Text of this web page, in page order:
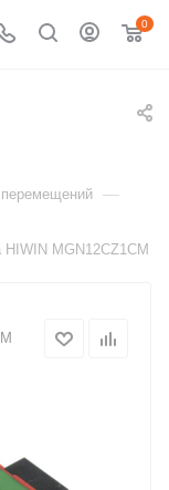
0
—
HIWIN MGN12CZ1CM